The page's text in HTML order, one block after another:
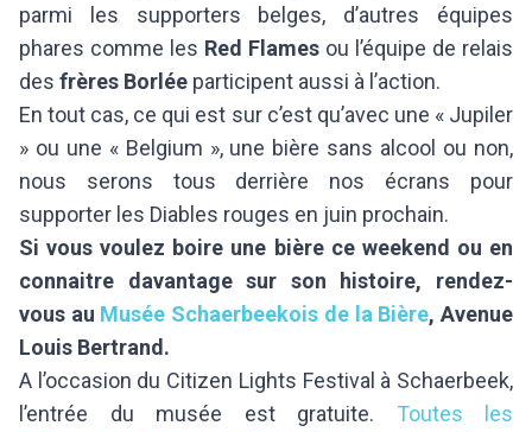
parmi les supporters belges, d’autres équipes
phares comme les Red Flames ou l’équipe de relais
des frères Borlée participent aussi à l’action.
En tout cas, ce qui est sur c’est qu’avec une « Jupiler
» ou une « Belgium », une bière sans alcool ou non,
nous serons tous derrière nos écrans pour
supporter les Diables rouges en juin prochain.
Si vous voulez boire une bière ce weekend ou en
connaitre davantage sur son histoire, rendez-
vous au Musée Schaerbeekois de la Bière, Avenue
Louis Bertrand.
A l’occasion du Citizen Lights Festival à Schaerbeek,
l’entrée du musée est gratuite. Toutes les